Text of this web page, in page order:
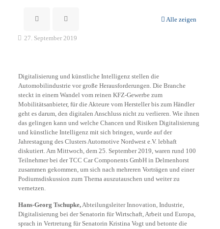
Alle zeigen
27. September 2019
Digitalisierung und künstliche Intelligenz stellen die
Automobilindustrie vor große Herausforderungen. Die Branche
steckt in einem Wandel vom reinen KFZ-Gewerbe zum
Mobilitätsanbieter, für die Akteure vom Hersteller bis zum Händler
geht es darum, den digitalen Anschluss nicht zu verlieren. Wie ihnen
das gelingen kann und welche Chancen und Risiken Digitalisierung
und künstliche Intelligenz mit sich bringen, wurde auf der
Jahrestagung des Clusters Automotive Nordwest e.V. lebhaft
diskutiert. Am Mittwoch, dem 25. September 2019, waren rund 100
Teilnehmer bei der TCC Car Components GmbH in Delmenhorst
zusammen gekommen, um sich nach mehreren Vorträgen und einer
Podiumsdiskussion zum Thema auszutauschen und weiter zu
vernetzen.
Hans-Georg Tschupke,Abteilungsleiter Innovation, Industrie,
Digitalisierung bei der Senatorin für Wirtschaft, Arbeit und Europa,
sprach in Vertretung für Senatorin Kristina Vogt und betonte die